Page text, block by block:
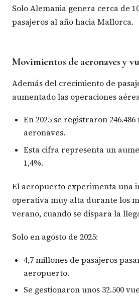
Solo Alemania genera cerca de
pasajeros al año hacia Mallorca.
Movimientos de aeronaves y
Además del crecimiento de
aumentado las operaciones
En 2025 se registraron
aeronaves.
Esta cifra representa un
1,4%.
El aeropuerto experimenta una
operativa muy alta durante los
verano, cuando se dispara la
Solo en agosto de 2025:
4,7 millones de pasajeros
aeropuerto.
Se gestionaron unos 32.500